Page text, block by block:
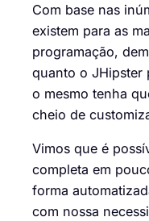
Com base nas
existem para as
programação,
quanto o JHipster
o mesmo tenha
cheio de
Vimos que é
completa em
forma
com nossa